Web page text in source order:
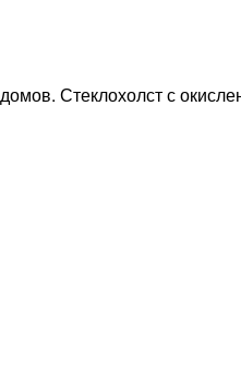
Стеклохолст с